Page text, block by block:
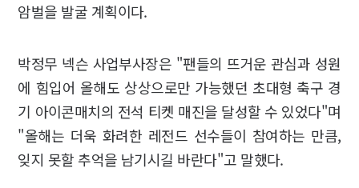
암벌을 발굴 계획이다.
박정무 넥슨 사업부사장은 "팬들의 뜨거운 관심과 성원
에 힘입어 올해도 상상으로만 가능했던 초대형 축구 경
기 아이콘매치의 전석 티켓 매진을 달성할 수 있었다"며
"올해는 더욱 화려한 레전드 선수들이 참여하는 만큼,
잊지 못할 추억을 남기시길 바란다"고 말했다.